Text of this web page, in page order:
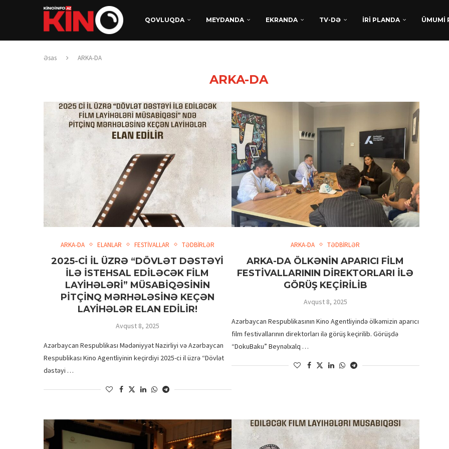
QOVLUQDA MEYDANDA EKRANDA TV-DƏ İRİ PLANDA ÜMUMİ
Əsas ARKA-DA
ARKA-DA
ARKA-DA ELANLAR FESTİVALLAR TƏDBİRLƏR
2025-Cİ İL ÜZRƏ “DÖVLƏT DƏSTƏYİ
İLƏ İSTEHSAL EDİLƏCƏK FİLM
LAYİHƏLƏRİ” MÜSABİQƏSİNİN
PİTÇİNQ MƏRHƏLƏSİNƏ KEÇƏN
LAYİHƏLƏR ELAN EDİLİR!
Avqust 8, 2025
Azərbaycan Respublikası Mədəniyyət Nazirliyi və Azərbaycan
Respublikası Kino Agentliyinin keçirdiyi 2025-ci il üzrə “Dövlət
dəstəyi …
ARKA-DA TƏDBİRLƏR
ARKA-DA ÖLKƏNİN APARICI FİLM
FESTİVALLARININ DİREKTORLARI İLƏ
GÖRÜŞ KEÇİRİLİB
Avqust 8, 2025
Azərbaycan Respublikasının Kino Agentliyində ölkəmizin aparıcı
film festivallarının direktorları ilə görüş keçirilib. Görüşdə
“DokuBaku” Beynəlxalq …
TÜRKAN HÜSEYNDƏN
BEYNƏLXALQ UĞUR:
“XATIRLADIĞINI EŞİT” FİLM
LAYİHƏSİ...
Avqust 5, 2026
EMİN ƏFƏNDİYEV YENİ FİLMİ
ÇƏKİLİŞLƏRİNİ DAVAM...